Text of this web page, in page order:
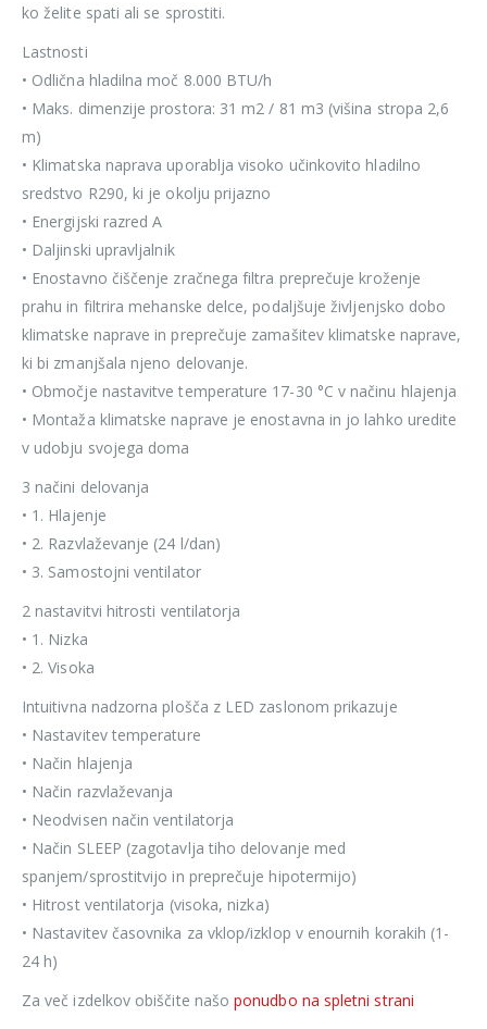
ko želite spati ali se sprostiti.
Lastnosti
• Odlična hladilna moč 8.000 BTU/h
• Maks. dimenzije prostora: 31 m2 / 81 m3 (višina stropa 2,6
m)
• Klimatska naprava uporablja visoko učinkovito hladilno
sredstvo R290, ki je okolju prijazno
• Energijski razred A
• Daljinski upravljalnik
• Enostavno čiščenje zračnega filtra preprečuje kroženje
prahu in filtrira mehanske delce, podaljšuje življenjsko dobo
klimatske naprave in preprečuje zamašitev klimatske naprave,
ki bi zmanjšala njeno delovanje.
• Območje nastavitve temperature 17-30 °C v načinu hlajenja
• Montaža klimatske naprave je enostavna in jo lahko uredite
v udobju svojega doma
3 načini delovanja
• 1. Hlajenje
• 2. Razvlaževanje (24 l/dan)
• 3. Samostojni ventilator
2 nastavitvi hitrosti ventilatorja
• 1. Nizka
• 2. Visoka
Intuitivna nadzorna plošča z LED zaslonom prikazuje
• Nastavitev temperature
• Način hlajenja
• Način razvlaževanja
• Neodvisen način ventilatorja
• Način SLEEP (zagotavlja tiho delovanje med
spanjem/sprostitvijo in preprečuje hipotermijo)
• Hitrost ventilatorja (visoka, nizka)
• Nastavitev časovnika za vklop/izklop v enournih korakih (1-
24 h)
Za več izdelkov obiščite našoponudbo na spletni strani